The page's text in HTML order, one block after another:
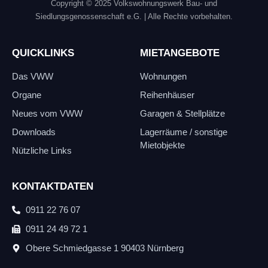
Copyright © 2025 Volkswohnungswerk Bau- und
Siedlungsgenossenschaft e.G.
| Alle Rechte vorbehalten.
QUICKLINKS
Das VWW
Organe
Neues vom VWW
Downloads
Nützliche Links
MIETANGEBOTE
Wohnungen
Reihenhäuser
Garagen & Stellplätze
Lagerräume / sonstige
Mietobjekte
KONTAKTDATEN
0911 22 76 07
0911 24 49 72 1
Obere Schmiedgasse 1 90403 Nürnberg